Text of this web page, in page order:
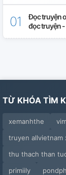
Đọc truyện
đọc truyện
TỪ KHÓA TÌM
xemanhthe
truyen allvietnam
thu thach than
primiily